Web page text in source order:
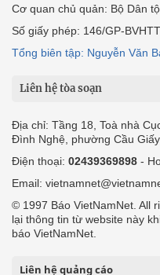
Cơ quan chủ quản: Bộ Dân
Số giấy phép: 146/GP-
Tổng biên tập: Nguyễn Văn
Liên hệ tòa soạn
Địa chỉ: Tầng 18, Toà nhà
Đình Nghệ, phường Cầu
Điện thoại: 02439369898 -
Email:
© 1997 Báo VietNamNet. All
lại thông tin từ website này
báo VietNamNet.
Liên hệ quảng cáo